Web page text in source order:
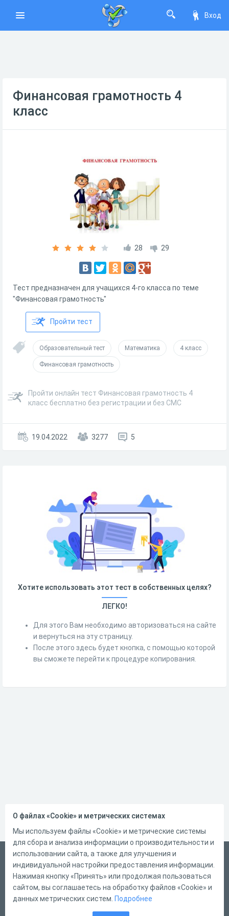
Вход
Финансовая грамотность 4
класс
28 29
Тест предназначен для учащихся 4-го класса по теме
"Финансовая грамотность"
Пройти тест
Образовательный тест Математика 4 класс
Финансовая грамотность
Пройти онлайн тест Финансовая грамотность 4
класс бесплатно без регистрации и без СМС
19.04.2022 3277 5
Хотите использовать этот тест в собственных целях?
ЛЕГКО!
Для этого Вам необходимо авторизоваться на сайте
и вернуться на эту страницу.
После этого здесь будет кнопка, с помощью которой
вы сможете перейти к процедуре копирования.
Русский
Справка
Форма обратной связи
О файлах «Cookie» и метрических системах
Мы используем файлы «Cookie» и метрические системы
для сбора и анализа информации о производительности и
использовании сайта, а также для улучшения и
индивидуальной настройки предоставления информации.
Нажимая кнопку «Принять» или продолжая пользоваться
сайтом, вы соглашаетесь на обработку файлов «Cookie» и
данных метрических систем. Подробнее